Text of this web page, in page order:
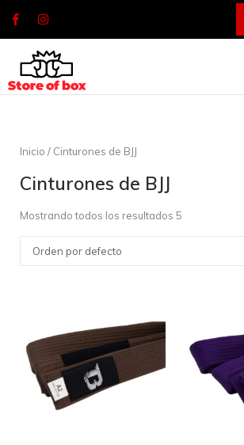
content
Inicio / Cinturones de BJJ
Cinturones de BJJ
Mostrando todos los resultados 5
Orden por defecto